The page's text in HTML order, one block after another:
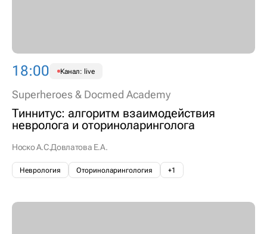
18:00 Канал: live
Superheroes & Docmed Academy
Тиннитус: алгоритм взаимодействия
невролога и оториноларинголога
Носко А.С.Довлатова Е.А.
Неврология Оториноларингология +1